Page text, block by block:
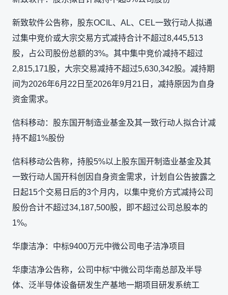
新致软件公告称，股东OCIL、AL、CEL一致行动人拟通
过集中竞价或大宗交易方式减持合计不超过8,445,513
股，占公司股份总额的3%。其中集中竞价减持不超过
2,815,171股，大宗交易减持不超过5,630,342股。减持期
间为2026年6月22日至2026年9月21日，减持原因为自身
资金需求。
信科移动：股东国开制造业基金及其一致行动人拟合计减
持不超1%股份
信科移动公告称，持股5%以上股东国开制造业基金及其
一致行动人国开科创因自身资金需求，计划自公告披露之
日起15个交易日后的3个月内，以集中竞价方式减持公司
股份合计不超过34,187,500股，即不超过公司总股本的
1%。
华康洁净：中标9400万元中微公司电子洁净项目
华康洁净公告称，公司中标“中微公司华南总部及半导
体、泛半导体设备研发生产基地一期项目研发系统工